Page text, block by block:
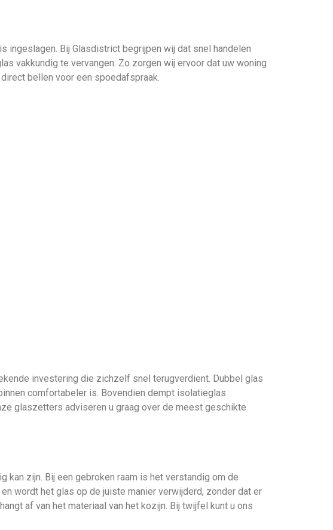
ingeslagen. Bij Glasdistrict begrijpen wij dat snel handelen
vakkundig te vervangen. Zo zorgen wij ervoor dat uw woning
bellen voor een spoedafspraak.
investering die zichzelf snel terugverdient. Dubbel glas
comfortabeler is. Bovendien dempt isolatieglas
glaszetters adviseren u graag over de meest geschikte
zijn. Bij een gebroken raam is het verstandig om de
wordt het glas op de juiste manier verwijderd, zonder dat er
af van het materiaal van het kozijn. Bij twijfel kunt u ons